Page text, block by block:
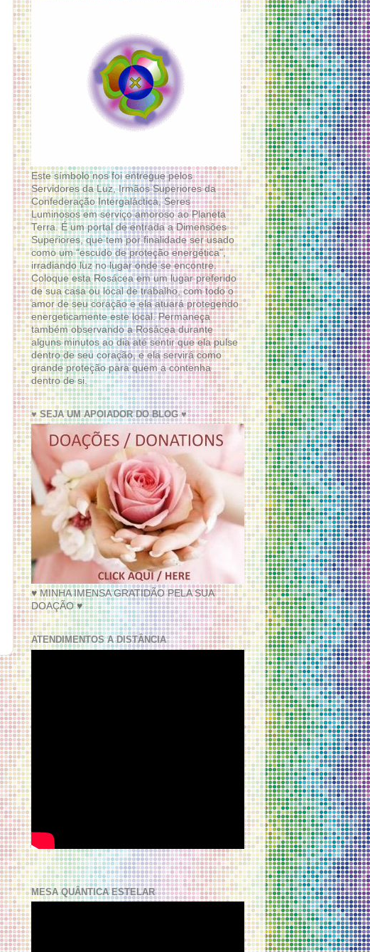
Este símbolo nos foi entregue pelos
Servidores da Luz, Irmãos Superiores da
Confederação Intergaláctica, Seres
Luminosos em serviço amoroso ao Planeta
Terra. É um portal de entrada a Dimensões
Superiores, que tem por finalidade ser usado
como um “escudo de proteção energética”,
irradiando luz no lugar onde se encontre.
Coloque esta Rosácea em um lugar preferido
de sua casa ou local de trabalho, com todo o
amor de seu coração e ela atuará protegendo
energeticamente este local. Permaneça
também observando a Rosácea durante
alguns minutos ao dia até sentir que ela pulse
dentro de seu coração, e ela servirá como
grande proteção para quem a contenha
dentro de si.
♥ SEJA UM APOIADOR DO BLOG ♥
♥ MINHA IMENSA GRATIDÃO PELA SUA
DOAÇÃO ♥
ATENDIMENTOS A DISTÂNCIA
MESA QUÂNTICA ESTELAR